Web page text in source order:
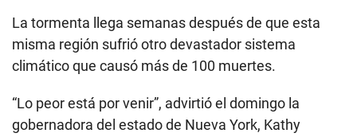
La tormenta llega semanas después de que esta
misma región sufrió otro devastador sistema
climático que causó más de 100 muertes.
“Lo peor está por venir”, advirtió el domingo la
gobernadora del estado de Nueva York, Kathy